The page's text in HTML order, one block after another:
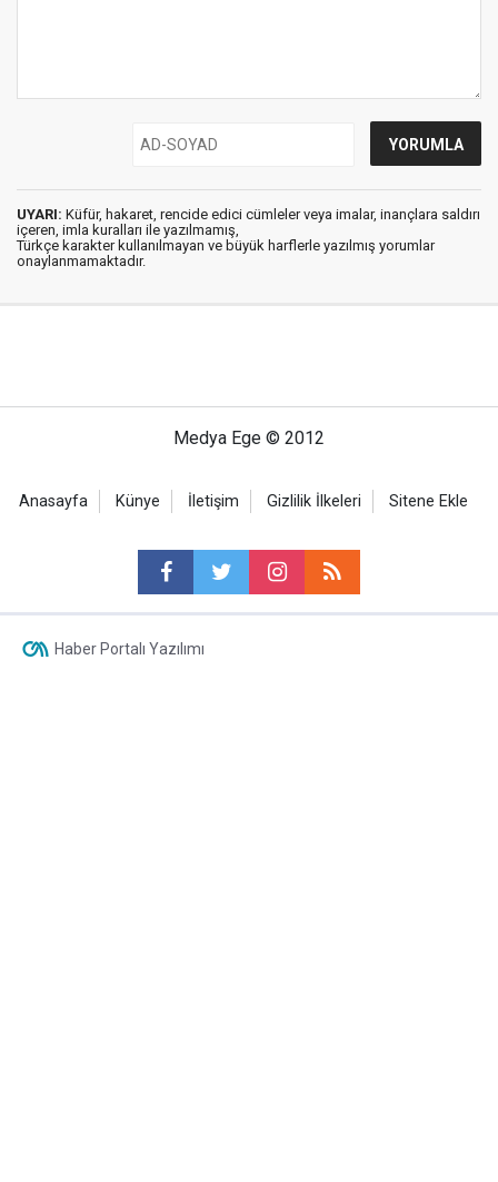
UYARI: Küfür, hakaret, rencide edici cümleler veya imalar, inançlara saldırı
içeren, imla kuralları ile yazılmamış,
Türkçe karakter kullanılmayan ve büyük harflerle yazılmış yorumlar
onaylanmamaktadır.
Medya Ege © 2012
Anasayfa Künye İletişim Gizlilik İlkeleri Sitene Ekle
Haber Portalı Yazılımı